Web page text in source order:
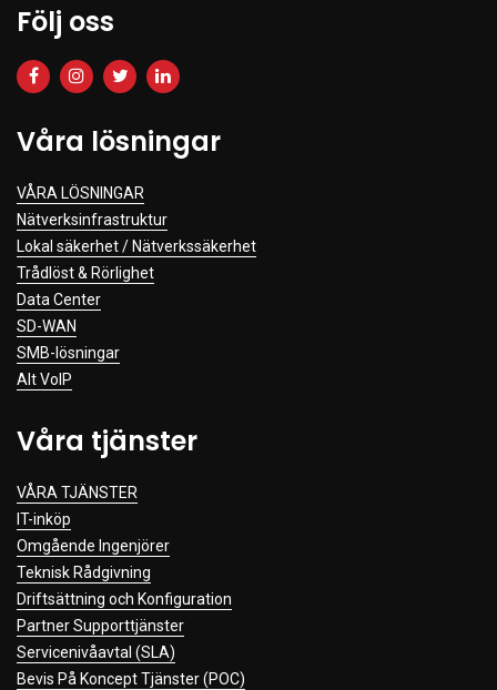
Följ oss
Våra lösningar
VÅRA LÖSNINGAR
Nätverksinfrastruktur
Lokal säkerhet / Nätverkssäkerhet
Trådlöst & Rörlighet
Data Center
SD-WAN
SMB-lösningar
Alt VoIP
Våra tjänster
VÅRA TJÄNSTER
IT-inköp
Omgående Ingenjörer
Teknisk Rådgivning
Driftsättning och Konfiguration
Partner Supporttjänster
Servicenivåavtal (SLA)
Bevis På Koncept Tjänster (POC)